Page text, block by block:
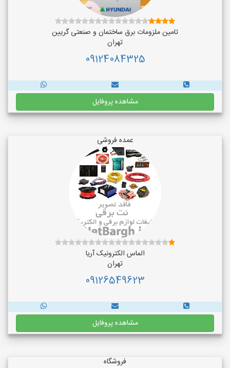
تامین ملزومات برق ساختمان و صنعتی گریین
تهران
09124084325
مشاهده پروفایل
عمده فروشی
الماس الکترونیک آریا
تهران
09126549623
مشاهده پروفایل
فروشگاه